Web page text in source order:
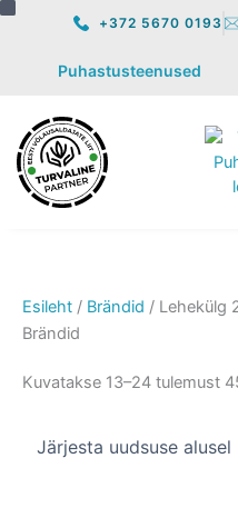
Skip
+372 5670 0193
Puhastusteenused
o
r
i
u
s
Esileht / Brändid / Lehekülg
Brändid
Kuvatakse 13–24 tulemust